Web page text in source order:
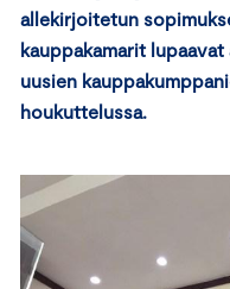
allekirjoitetun
kauppakamarit
uusien
houkuttelussa.